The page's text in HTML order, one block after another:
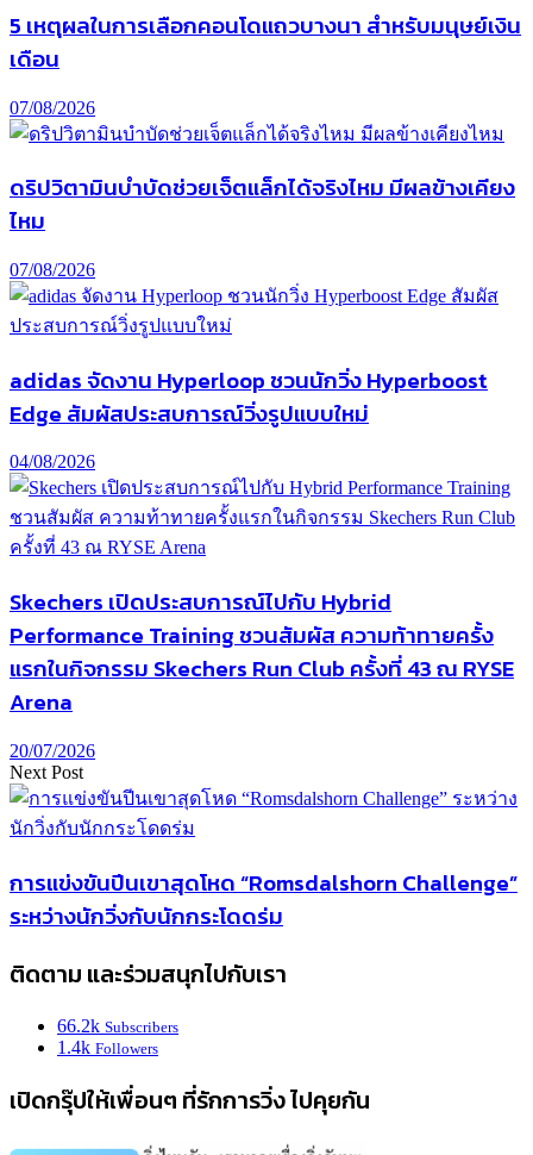
5 เหตุผลในการเลือกคอนโดแถวบางนา สำหรับมนุษย์เงิน
เดือน
07/08/2026
ดริปวิตามินบำบัดช่วยเจ็ตแล็กได้จริงไหม มีผลข้างเคียง
ไหม
07/08/2026
adidas จัดงาน Hyperloop ชวนนักวิ่ง Hyperboost
Edge สัมผัสประสบการณ์วิ่งรูปแบบใหม่
04/08/2026
Skechers เปิดประสบการณ์ไปกับ Hybrid
Performance Training ชวนสัมผัส ความท้าทายครั้ง
แรกในกิจกรรม Skechers Run Club ครั้งที่ 43 ณ RYSE
Arena
20/07/2026
Next Post
การแข่งขันปีนเขาสุดโหด “Romsdalshorn Challenge”
ระหว่างนักวิ่งกับนักกระโดดร่ม
ติดตาม และร่วมสนุกไปกับเรา
66.2k Subscribers
1.4k Followers
เปิดกรุ๊ปให้เพื่อนๆ ที่รักการวิ่ง ไปคุยกัน